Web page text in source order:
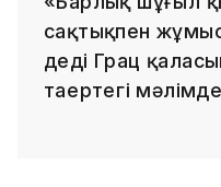
сақтықпен
деді Грац
таңертеңгі